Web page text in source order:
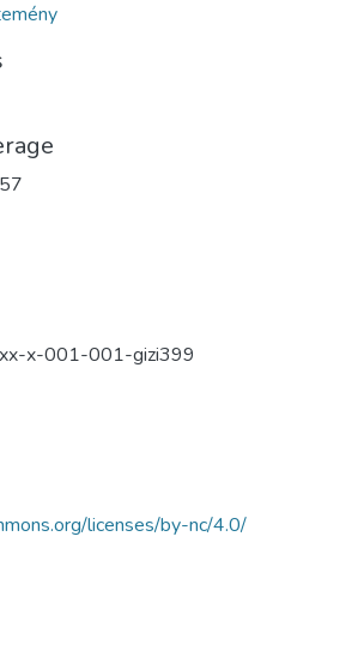
x-001-001-gizi399
licenses/by-nc/4.0/